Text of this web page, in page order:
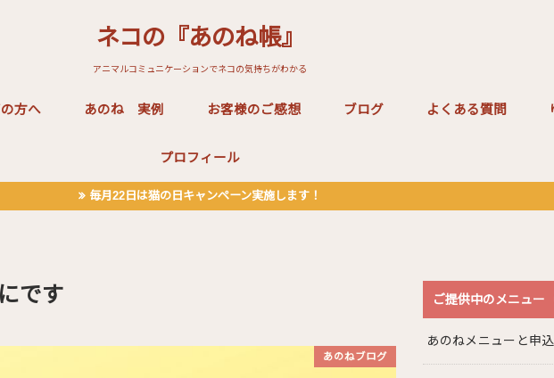
ネコの『あのね帳』
アニマルコミュニケーションでネコの気持ちがわかる
方へ あのね 実例 お客様のご感想 ブログ よくある質問
プロフィール
毎月22日は猫の日キャンペーン実施します！
です
あのねブログ
ご提供中のメニュー
あのねメニューと申